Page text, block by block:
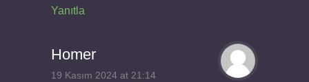
Yanıtla
Homer
19 Kasım 2024 at 21:14